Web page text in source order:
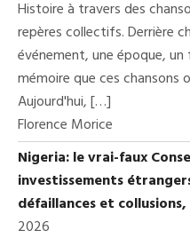
Histoire à travers des
repères collectifs. Derrière
événement, une époque,
mémoire que ces
Aujourd'hui, […]
Florence Morice
Nigeria: le vrai-faux
investissements
défaillances et
2026